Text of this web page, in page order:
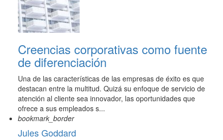
Creencias corporativas como fuente
de diferenciación
Una de las características de las empresas de éxito es que
destacan entre la multitud. Quizá su enfoque de servicio de
atención al cliente sea innovador, las oportunidades que
ofrece a sus empleados s...
bookmark_border
Jules Goddard